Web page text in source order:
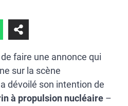
faire une annonce qui
sur la scène
dévoilé son intention de
à propulsion nucléaire –